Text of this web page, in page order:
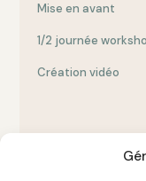
Mise en avant
1/2 journée
Création vidéo